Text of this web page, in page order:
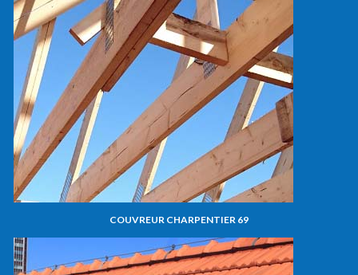
COUVREUR CHARPENTIER 69